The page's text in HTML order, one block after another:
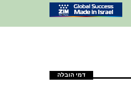
דמי הובלה